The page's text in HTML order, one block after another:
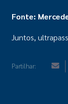
Fonte:
Juntos,
Partilhar: